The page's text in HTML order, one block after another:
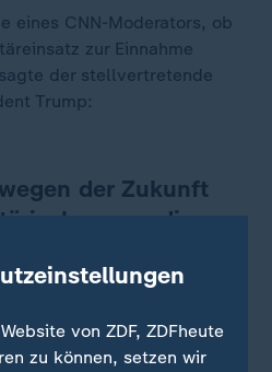
eines CNN-Moderators, ob
zur Einnahme
der stellvertretende
Trump:
der Zukunft
gegen die
Trump
von ZDF, ZDFheute
zu können, setzen wir